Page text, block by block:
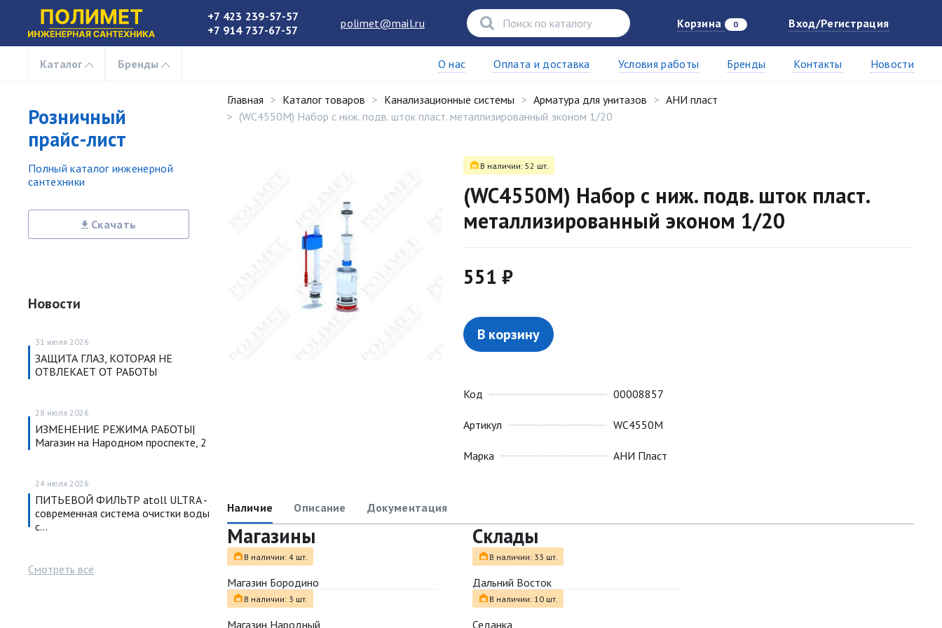
+7 423 239-57-57
+7 914 737-67-57
polimet@mail.ru Корзина 0 Вход/Регистрация
Каталог Бренды О нас Оплата и доставка Условия работы Бренды Контакты Новости
Розничный
прайс-лист
Полный каталог инженерной
сантехники
Скачать
Новости
31 июля 2026
ЗАЩИТА ГЛАЗ, КОТОРАЯ НЕ
ОТВЛЕКАЕТ ОТ РАБОТЫ
28 июля 2026
ИЗМЕНЕНИЕ РЕЖИМА РАБОТЫ|
Магазин на Народном проспекте, 2
24 июля 2026
ПИТЬЕВОЙ ФИЛЬТР atoll ULTRA -
современная система очистки воды
с…
Смотреть все
Главная Каталог товаров Канализационные системы Арматура для унитазов
АНИ пласт
(WC4550M) Набор с ниж. подв. шток пласт. металлизированный эконом 1/20
В наличии: 52 шт.
(WC4550M) Набор с ниж. подв. шток пласт.
металлизированный эконом 1/20
551 ₽
В корзину
Код
Артикул
Марка
00008857
WC4550M
АНИ Пласт
Наличие Описание Документация
Магазины
В наличии: 4 шт.
Магазин Бородино
В наличии: 3 шт.
Магазин Народный
Склады
В наличии: 33 шт.
Дальний Восток
В наличии: 10 шт.
Седанка